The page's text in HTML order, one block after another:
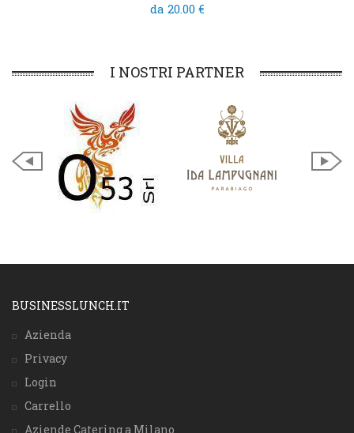
da 20.00 €
I NOSTRI PARTNER
BUSINESSLUNCH.IT
Azienda
Privacy
Login
Carrello
Aziende Catering a Milano